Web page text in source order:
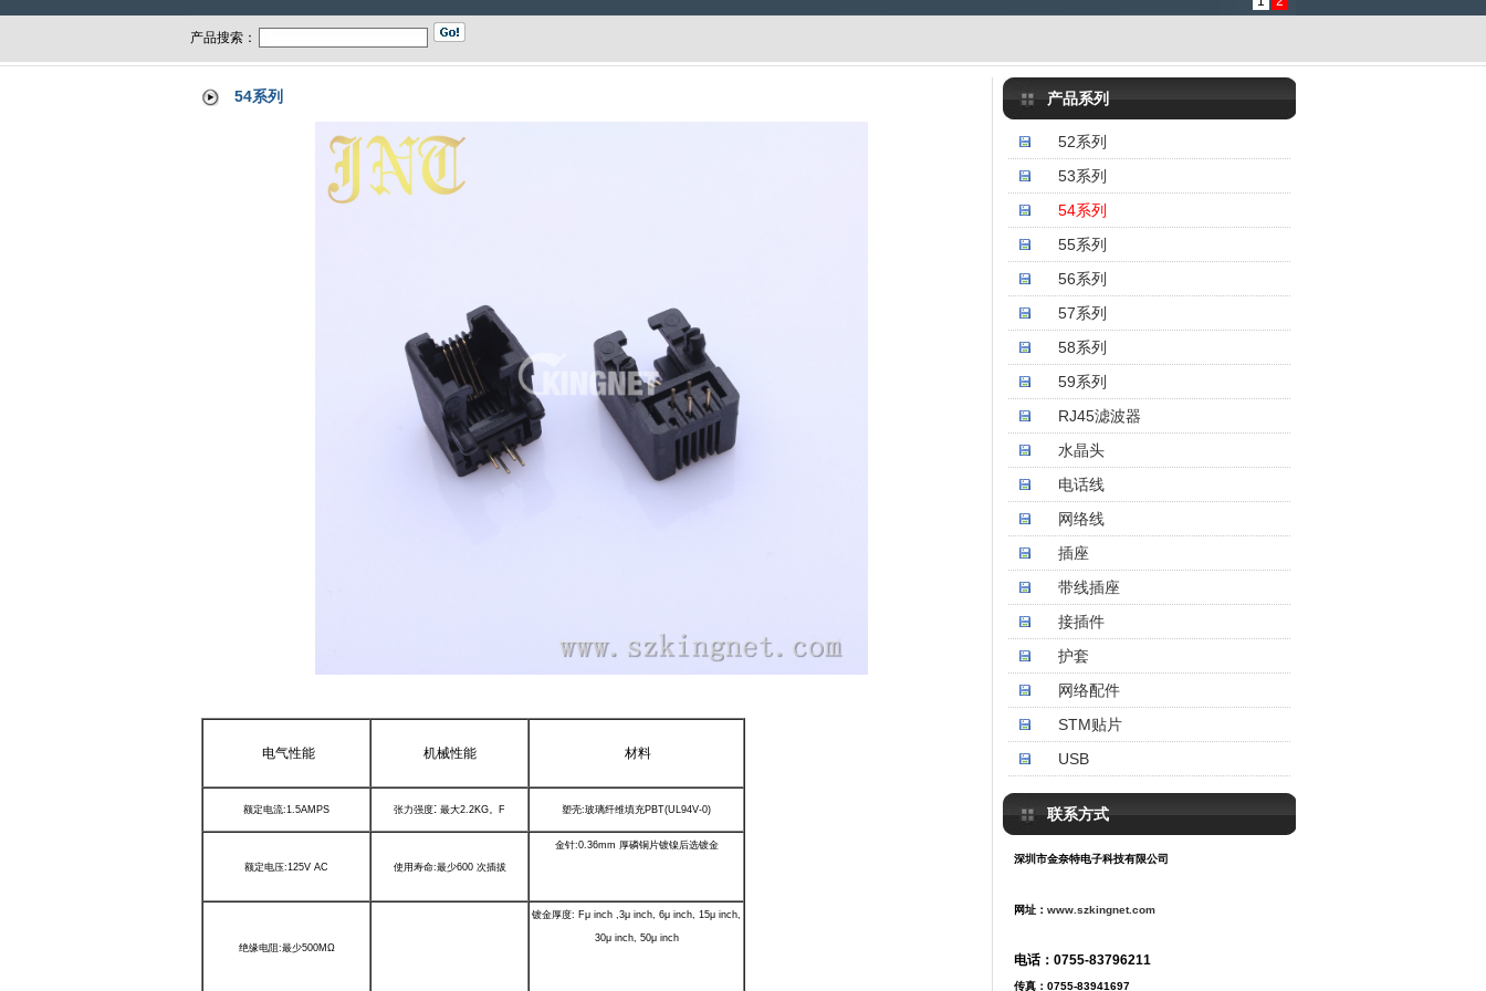
产品搜索：
产品系列
52系列
53系列
54系列
55系列
56系列
57系列
58系列
59系列
RJ45滤波器
水晶头
电话线
网络线
插座
带线插座
接插件
护套
网络配件
STM贴片
USB
联系方式
深圳市金奈特电子科技有限公司
网址： www.szkingnet.com
电话：0755-83796211
传真 ： 0755-83941697
54系列
电气性能 机械性能 材料
额定电流:1.5AMPS 张力强度: 最大2.2KG。 F 塑壳:玻璃纤维填充PBT(UL94V-0)
额定电压:125V AC 使用寿命:最少600 次插拔
金针:0.36mm 厚磷铜片镀镍后选镀金
绝缘电阻 :最少500MΩ
镀金厚度: Fμ inch ,3μ inch, 6μ inch, 15μ inch,
30μ inch, 50μ inch